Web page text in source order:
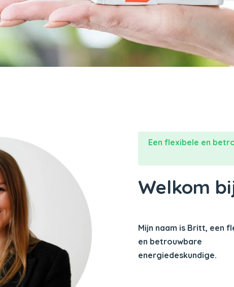
Een flexibele en
Welkom
Mijn naam is Britt, een
en betrouwbare
energiedeskundige.